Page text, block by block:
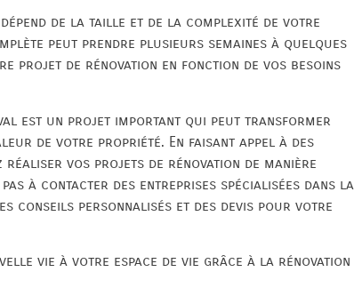
de la taille et de la complexité de votre
peut prendre plusieurs semaines à quelques
projet de rénovation en fonction de vos besoins
est un projet important qui peut transformer
de votre propriété. En faisant appel à des
vos projets de rénovation de manière
à contacter des entreprises spécialisées dans la
conseils personnalisés et des devis pour votre
vie à votre espace de vie grâce à la rénovation